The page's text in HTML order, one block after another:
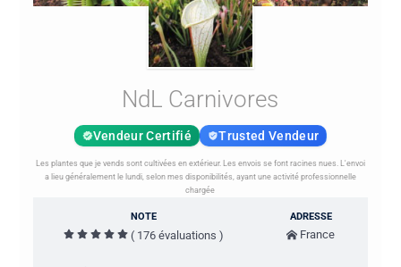
NdL Carnivores
Vendeur Certifié Trusted Vendeur
Les plantes que je vends sont cultivées en extérieur. Les envois se font racines nues. L'envoi
a lieu généralement le lundi, selon mes disponibilités, ayant une activité professionnelle
chargée
NOTE
( 176 évaluations )
ADRESSE
France